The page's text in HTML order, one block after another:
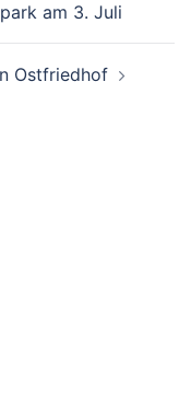
am 3. Juli
Ostfriedhof